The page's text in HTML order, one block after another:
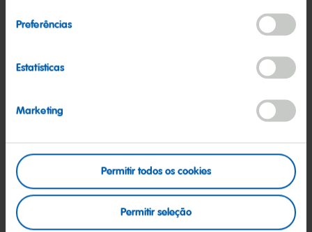
Preferências
Estatísticas
Marketing
Permitir todos os cookies
Permitir seleção